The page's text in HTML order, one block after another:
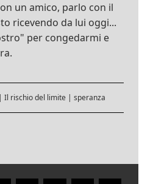
un amico, parlo con il
ricevendo da lui oggi...
per congedarmi e
| Il rischio del limite | speranza